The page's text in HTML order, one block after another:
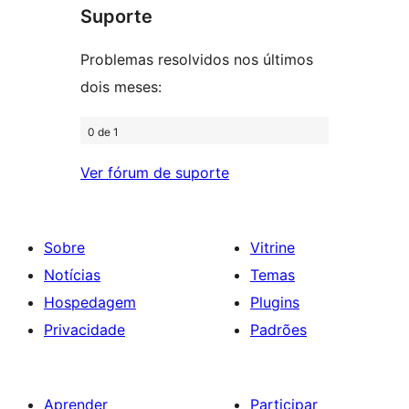
1
Suporte
Problemas resolvidos nos últimos
dois meses:
0 de 1
Ver fórum de suporte
Sobre
Notícias
Hospedagem
Privacidade
Vitrine
Temas
Plugins
Padrões
Aprender Participar